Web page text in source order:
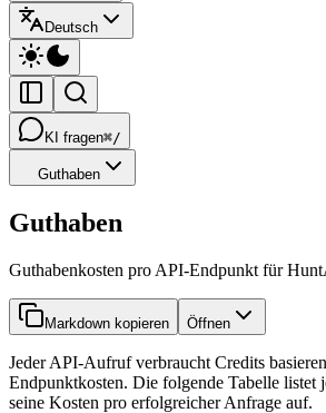
Deutsch
KI fragen⌘/
Guthaben
Guthaben
Guthabenkosten pro API-Endpunkt für
Markdown kopieren Öffnen
Jeder API-Aufruf verbraucht Credits
Endpunktkosten. Die folgende Tabelle listet
seine Kosten pro erfolgreicher Anfrage auf.